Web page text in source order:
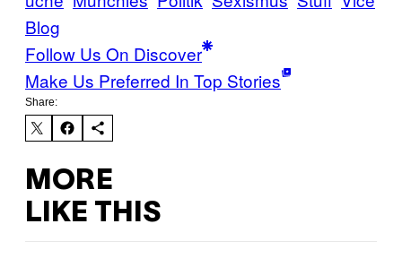
Blog
Follow Us On Discover
Make Us Preferred In Top Stories
Share:
MORE
LIKE THIS